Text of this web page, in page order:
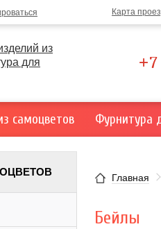
Карта
+7
самоцветов Фурнитура
Главная
Бейлы